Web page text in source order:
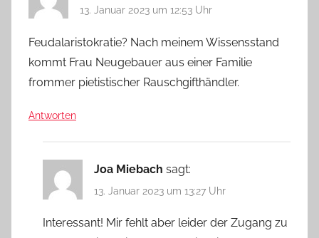
13. Januar 2023 um 12:53 Uhr
Feudalaristokratie? Nach meinem Wissensstand
kommt Frau Neugebauer aus einer Familie
frommer pietistischer Rauschgifthändler.
Antworten
Joa Miebach sagt:
13. Januar 2023 um 13:27 Uhr
Interessant! Mir fehlt aber leider der Zugang zu